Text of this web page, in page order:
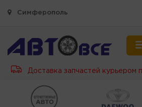
Симферополь
Доставка запчастей курьером